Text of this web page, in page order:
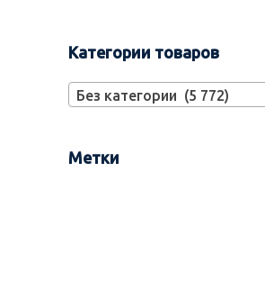
Категории товаров
Без категории (5 772)
Метки